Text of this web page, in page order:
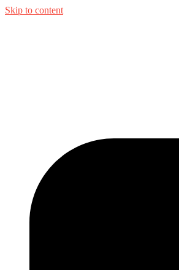
Skip to content